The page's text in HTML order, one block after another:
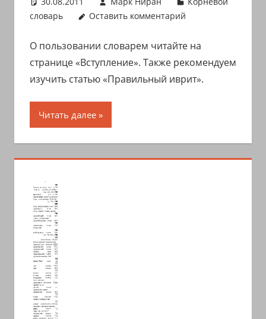
словарь
Оставить комментарий
О пользовании словарем читайте на
странице «Вступление». Также рекомендуем
изучить статью «Правильный иврит».
Читать далее